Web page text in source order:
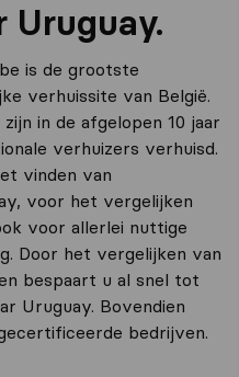
Uruguay.
is de grootste
verhuissite van België.
in de afgelopen 10 jaar
verhuizers verhuisd.
vinden van
voor het vergelijken
voor allerlei nuttige
Door het vergelijken van
bespaart u al snel tot
Uruguay. Bovendien
bedrijven.